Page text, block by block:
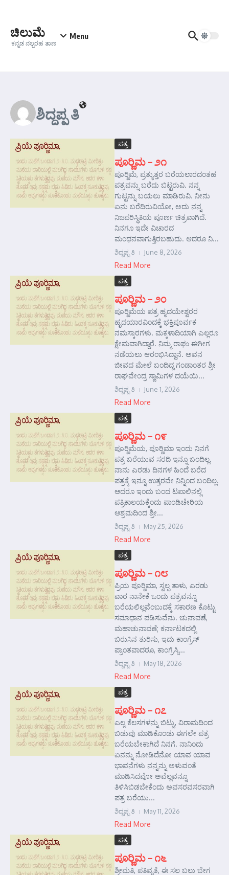
ಚಿಲುಮೆ
ಕನ್ನಡ ನಲ್ಬರಹ ತಾಣ
Menu
ಶಿದ್ದಪ್ಪ ತಿ
ಪತ್ರ
ಪೂರ‍್ಣಿಮ – ೨೧
ಪೂರ‍್ಣಿಮೆ, ಪ್ರತ್ಯುತ್ತರ ಬರೆಯಲಾರದಂತಹ
ಪತ್ರವನ್ನು ಬರೆದು ಬಿಟ್ಟರುವಿ. ನನ್ನ
ಗುಟ್ಟನ್ನು ಬಯಲು ಮಾಡಿರುವಿ. ನೀನು
ಏನು ಬರೆದಿರುವಿಯೋ, ಅದು ನನ್ನ
ನಿಜಪರಿಸ್ಥಿತಿಯ ಪೂರ್ಣ ಚಿತ್ರವಾಗಿದೆ.
ನಿನಗೂ ಇದೇ ವಿಚಾರದ
ಮಂಥನವಾಗುತ್ತಿರಬಹುದು. ಆದರೂ ನಿ...
ಶಿದ್ದಪ್ಪ ತಿ June 8, 2026
Read More
ಪತ್ರ
ಪೂರ‍್ಣಿಮ – ೨೦
ಪೂರ‍್ಣಿಮೆಯ ಪತ್ರ ಹೃದಯೇಶ್ವರರ
ಹೃದಯಾರವಿಂದಕ್ಕೆ ಭಕ್ತಿಪೂರ್ವಕ
ನಮಸ್ಕಾರಗಳು. ಮಕ್ಕಳಾದಿಯಾಗಿ ಎಲ್ಲರೂ
ಕ್ಷೇಮವಾಗಿದ್ದಾರೆ. ನಿಮ್ಮ ರಾಘು ಈಗೀಗ
ನಡೆಯಲು ಆರಂಭಿಸಿದ್ದಾನೆ. ಅವನ
ಜೀವದ ಮೇಲೆ ಬಂದಿದ್ದ ಗಂಡಾಂತರ ಶ್ರೀ
ರಾಘವೇಂದ್ರ ಸ್ವಾಮಿಗಳ ದಯೆಯಿ...
ಶಿದ್ದಪ್ಪ ತಿ June 1, 2026
Read More
ಪತ್ರ
ಪೂರ‍್ಣಿಮ – ೧೯
ಪೂರ‍್ಣಿಮೆಯ, ಪೂರ‍್ಣಿಮಾ ಇಂದು ನಿನಗೆ
ಪತ್ರ ಬರೆಯುವ ಸರದಿ ಇನ್ನೂ ಬಂದಿಲ್ಲ.
ನಾನು ಎರಡು ದಿನಗಳ ಹಿಂದೆ ಬರೆದ
ಪತ್ರಕ್ಕೆ ಇನ್ನೂ ಉತ್ತರವೇ ನಿನ್ನಿಂದ ಬಂದಿಲ್ಲ.
ಆದರೂ ಇಂದು ಬಂದ ಟಪಾಲಿನಲ್ಲಿ
ಪತ್ರಿಕಾಲಯಕ್ಕೆಂದು ಪಾಂಡಿಚೇರಿಯ
ಆಶ್ರಮದಿಂದ ಶ್ರೀ...
ಶಿದ್ದಪ್ಪ ತಿ May 25, 2026
Read More
ಪತ್ರ
ಪೂರ‍್ಣಿಮ – ೧೮
ಪ್ರಿಯ ಪೂರ‍್ಣಿಮಾ, ಸ್ವಲ್ಪ ತಾಳು, ಎರಡು
ವಾರ ನಾನೇಕೆ ಒಂದು ಪತ್ರವನ್ನೂ
ಬರೆಯಲಿಲ್ಲವೆಂಬುದಕ್ಕೆ ಸಕಾರಣ ಕೊಟ್ಟು
ಸಮಾಧಾನ ಪಡಿಸುವೆನು. ಚುನಾವಣೆ,
ಮಹಾಚುನಾವಣೆ; ಕರ್ನಾಟಕದಲ್ಲಿ
ಬಿರುಸಿನ ತುರಿಸು, ಇದು ಕಾಂಗ್ರೆಸ್
ಪ್ರಾಂತವಾದರೂ, ಕಾಂಗ್ರೆಸ್ಸಿ...
ಶಿದ್ದಪ್ಪ ತಿ May 18, 2026
Read More
ಪತ್ರ
ಪೂರ‍್ಣಿಮ – ೧೭
ಎಲ್ಲ ಕೆಲಸಗಳನ್ನು ಬಿಟ್ಟು, ವಿರಾಮದಿಂದ
ಬಿಡುವು ಮಾಡಿಕೊಂಡು ಈಗಲೇ ಪತ್ರ
ಬರೆಯಬೇಕಾಗಿದೆ ನಿನಗೆ. ನಾನಿಂದು
ಏನನ್ನು ನೋಡಿದೆನೋ ಯಾವ ಯಾವ
ಭಾವನೆಗಳು ನನ್ನನ್ನು ಅಳುವಂತೆ
ಮಾಡಿಸಿದವೋ ಅವೆಲ್ಲವನ್ನೂ
ತಿಳಿಸಿಬಿಡಬೇಕೆಂದು ಅವಸರವಸರವಾಗಿ
ಪತ್ರ ಬರೆಯು...
ಶಿದ್ದಪ್ಪ ತಿ May 11, 2026
Read More
ಪತ್ರ
ಪೂರ‍್ಣಿಮ – ೧೬
ಶ್ರೀಮತಿ, ಪತಿವೃತೆ, ಈ ಸಲ ಬಲು ಬೇಗ